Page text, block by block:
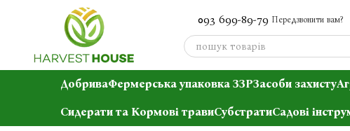
Перейти до основного контенту
093 699-89-79 Передзвонити вам?
ДобриваФермерська упаковка ЗЗРЗасоби захисту
Сидерати та Кормові травиСубстратиСадові